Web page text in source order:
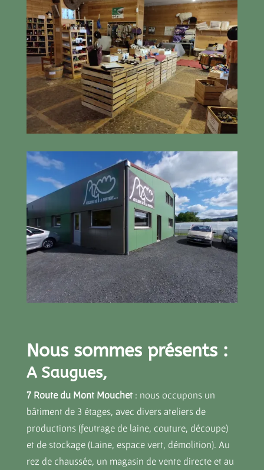
Nous sommes présents :
A Saugues,
7 Route du Mont Mouchet: nous occupons un
bâtiment de 3 étages, avec divers ateliers de
productions (feutrage de laine, couture, découpe)
et de stockage (Laine, espace vert, démolition). Au
rez de chaussée, un magasin de vente directe et au